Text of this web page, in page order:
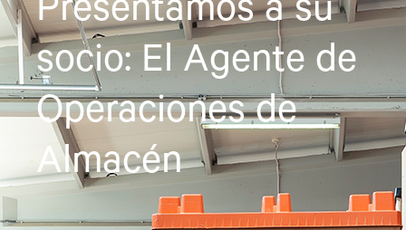
socio: El Agente de
Operaciones de
Almacén